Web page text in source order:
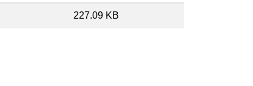
227.09 KB